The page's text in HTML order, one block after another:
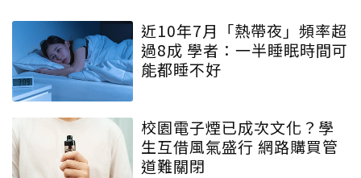
近10年7月「熱帶夜」頻率超
過8成 學者：一半睡眠時間可
能都睡不好
校園電子煙已成次文化？學
生互借風氣盛行 網路購買管
道難關閉